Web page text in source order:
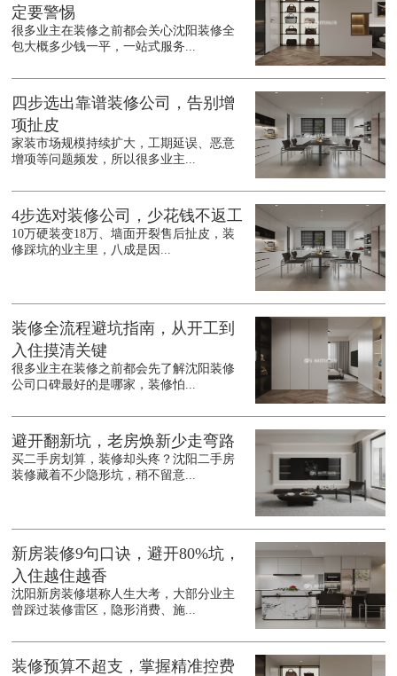
定要警惕
很多业主在装修之前都会关心沈阳装修全
包大概多少钱一平，一站式服务...
四步选出靠谱装修公司，告别增
项扯皮
家装市场规模持续扩大，工期延误、恶意
增项等问题频发，所以很多业主...
4步选对装修公司，少花钱不返工
10万硬装变18万、墙面开裂售后扯皮，装
修踩坑的业主里，八成是因...
装修全流程避坑指南，从开工到
入住摸清关键
很多业主在装修之前都会先了解沈阳装修
公司口碑最好的是哪家，装修怕...
避开翻新坑，老房焕新少走弯路
买二手房划算，装修却头疼？沈阳二手房
装修藏着不少隐形坑，稍不留意...
新房装修9句口诀，避开80%坑，
入住越住越香
沈阳新房装修堪称人生大考，大部分业主
曾踩过装修雷区，隐形消费、施...
装修预算不超支，掌握精准控费